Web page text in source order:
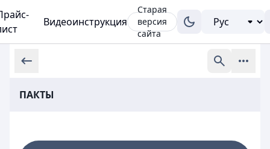
Видеоинструкция
Старая
версия
сайта
ПАКТЫ